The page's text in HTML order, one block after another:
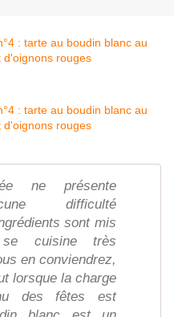
ne présente
difficulté
sont mis
cuisine très
en conviendrez,
lorsque la charge
des fêtes est